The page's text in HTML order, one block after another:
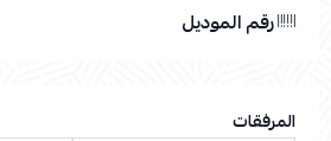
رقم الموديل
المرفقات